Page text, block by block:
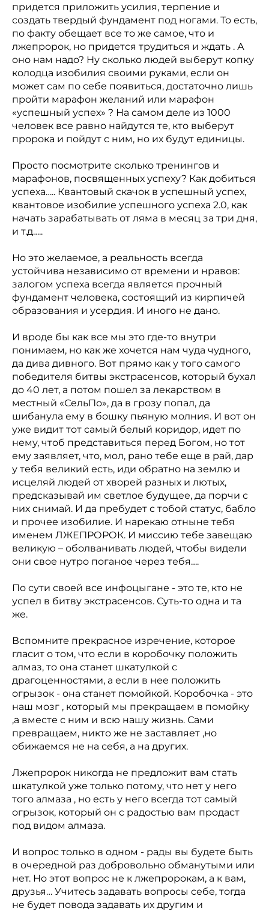
придется приложить усилия, терпение и
создать твердый фундамент под ногами. То есть,
по факту обещает все то же самое, что и
лжепророк, но придется трудиться и ждать . А
оно нам надо? Ну сколько людей выберут копку
колодца изобилия своими руками, если он
может сам по себе появиться, достаточно лишь
пройти марафон желаний или марафон
«успешный успех» ? На самом деле из 1000
человек все равно найдутся те, кто выберут
пророка и пойдут с ним, но их будут единицы.
Просто посмотрите сколько тренингов и
марафонов, посвященных успеху? Как добиться
успеха….. Квантовый скачок в успешный успех,
квантовое изобилие успешного успеха 2.0, как
начать зарабатывать от ляма в месяц за три дня,
и т.д…..
Но это желаемое, а реальность всегда
устойчива независимо от времени и нравов:
залогом успеха всегда является прочный
фундамент человека, состоящий из кирпичей
образования и усердия. И иного не дано.
И вроде бы как все мы это где-то внутри
понимаем, но как же хочется нам чуда чудного,
да дива дивного. Вот прямо как у того самого
победителя битвы экстрасенсов, который бухал
до 40 лет, а потом пошел за лекарством в
местный «СельПо», да в грозу попал, да
шибанула ему в бошку пьяную молния. И вот он
уже видит тот самый белый коридор, идет по
нему, чтоб представиться перед Богом, но тот
ему заявляет, что, мол, рано тебе еще в рай, дар
у тебя великий есть, иди обратно на землю и
исцеляй людей от хворей разных и лютых,
предсказывай им светлое будущее, да порчи с
них снимай. И да пребудет с тобой статус, бабло
и прочее изобилие. И нарекаю отныне тебя
именем ЛЖЕПРОРОК. И миссию тебе завещаю
великую – оболванивать людей, чтобы видели
они свое нутро поганое через тебя….
По сути своей все инфоцыгане - это те, кто не
успел в битву экстрасенсов. Суть-то одна и та
же.
Вспомните прекрасное изречение, которое
гласит о том, что если в коробочку положить
алмаз, то она станет шкатулкой с
драгоценностями, а если в нее положить
огрызок - она станет помойкой. Коробочка - это
наш мозг , который мы прекращаем в помойку
,а вместе с ним и всю нашу жизнь. Сами
превращаем, никто же не заставляет ,но
обижаемся не на себя, а на других.
Лжепророк никогда не предложит вам стать
шкатулкой уже только потому, что нет у него
того алмаза , но есть у него всегда тот самый
огрызок, который он с радостью вам продаст
под видом алмаза.
И вопрос только в одном - рады вы будете быть
в очередной раз добровольно обманутыми или
нет. Но этот вопрос не к лжепророкам, а к вам,
друзья… Учитесь задавать вопросы себе, тогда
не будет повода задавать их другим и